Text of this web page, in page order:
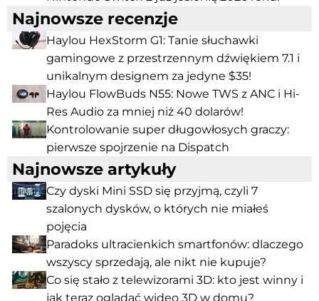
Najnowsze recenzje
Haylou HexStorm G1: Tanie słuchawki
gamingowe z przestrzennym dźwiękiem 7.1 i
unikalnym designem za jedyne $35!
Haylou FlowBuds N55: Nowe TWS z ANC i Hi-
Res Audio za mniej niż 40 dolarów!
Kontrolowanie super długowłosych graczy:
pierwsze spojrzenie na Dispatch
Najnowsze artykuły
Czy dyski Mini SSD się przyjmą, czyli 7
szalonych dysków, o których nie miałeś
pojęcia
Paradoks ultracienkich smartfonów: dlaczego
wszyscy sprzedają, ale nikt nie kupuje?
Co się stało z telewizorami 3D: kto jest winny i
jak teraz oglądać wideo 3D w domu?